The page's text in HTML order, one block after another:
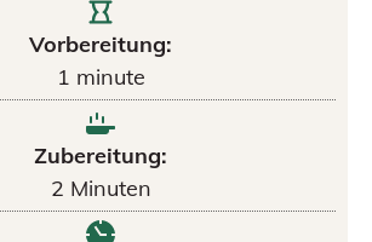
Vorbereitung:
1 minute
Zubereitung:
2 Minuten